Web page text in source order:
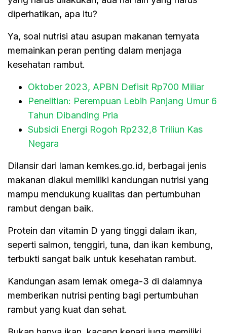
diperhatikan, apa itu?
Ya, soal nutrisi atau asupan makanan ternyata
memainkan peran penting dalam menjaga
kesehatan rambut.
Oktober 2023, APBN Defisit Rp700 Miliar
Penelitian: Perempuan Lebih Panjang Umur 6
Tahun Dibanding Pria
Subsidi Energi Rogoh Rp232,8 Triliun Kas
Negara
Dilansir dari laman kemkes.go.id, berbagai jenis
makanan diakui memiliki kandungan nutrisi yang
mampu mendukung kualitas dan pertumbuhan
rambut dengan baik.
Protein dan vitamin D yang tinggi dalam ikan,
seperti salmon, tenggiri, tuna, dan ikan kembung,
terbukti sangat baik untuk kesehatan rambut.
Kandungan asam lemak omega-3 di dalamnya
memberikan nutrisi penting bagi pertumbuhan
rambut yang kuat dan sehat.